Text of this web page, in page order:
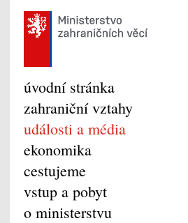
úvodní stránka
zahraniční vztahy
události a média
ekonomika
cestujeme
vstup a pobyt
o ministerstvu